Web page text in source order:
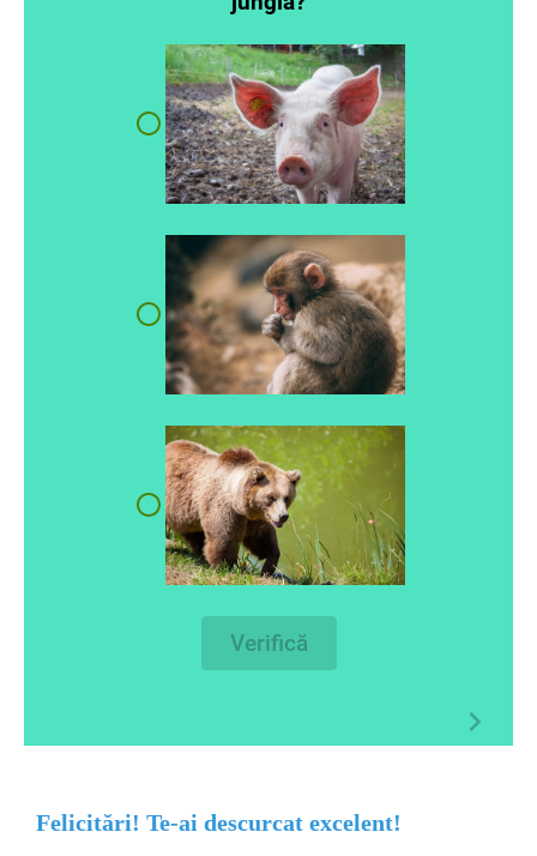
Verifică
Felicitări! Te-ai descurcat excelent!